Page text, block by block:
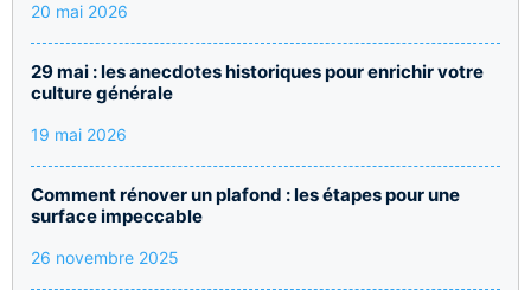
20 mai 2026
29 mai : les anecdotes historiques pour enrichir votre
culture générale
19 mai 2026
Comment rénover un plafond : les étapes pour une
surface impeccable
26 novembre 2025